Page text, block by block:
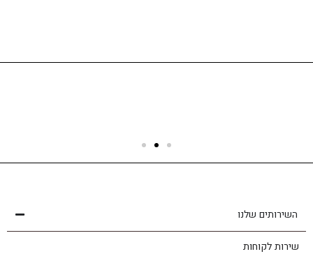
שירות לקוחות
השירותים שלנו
שירות לקוחות